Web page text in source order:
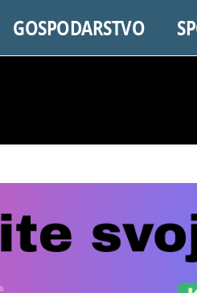
GOSPODARSTVO